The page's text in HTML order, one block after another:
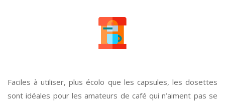
Faciles à utiliser, plus écolo que les capsules, les dosettes
sont idéales pour les amateurs de café qui n’aiment pas se